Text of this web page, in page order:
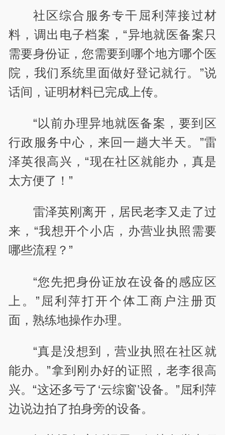
社区综合服务专干屈利萍接过材
料，调出电子档案，“异地就医备案只
需要身份证，您需要到哪个地方哪个医
院，我们系统里面做好登记就行。”说
话间，证明材料已完成上传。
“以前办理异地就医备案，要到区
行政服务中心，来回一趟大半天。”雷
泽英很高兴，“现在社区就能办，真是
太方便了！”
雷泽英刚离开，居民老李又走了过
来，“我想开个小店，办营业执照需要
哪些流程？”
“您先把身份证放在设备的感应区
上。”屈利萍打开个体工商户注册页
面，熟练地操作办理。
“真是没想到，营业执照在社区就
能办。”拿到刚办好的证照，老李很高
兴。“这还多亏了‘云综窗’设备。”屈利萍
边说边拍了拍身旁的设备。